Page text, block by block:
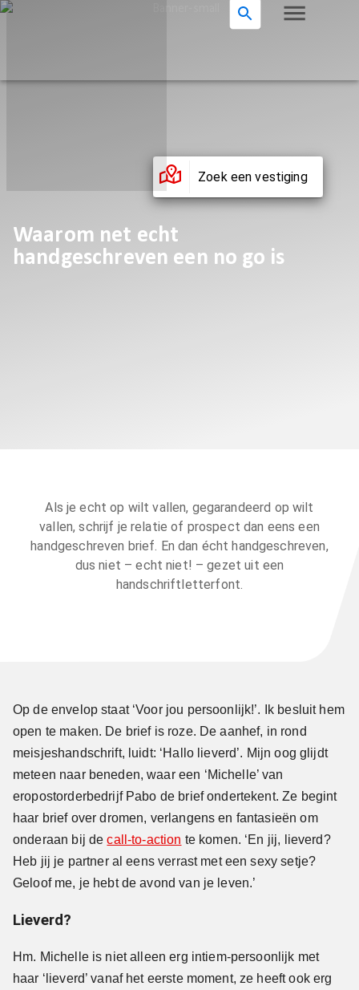
Zoek een vestiging
Waarom net echt
handgeschreven een no go is
Als je echt op wilt vallen, gegarandeerd op wilt
vallen, schrijf je relatie of prospect dan eens een
handgeschreven brief. En dan écht handgeschreven,
dus niet – echt niet! – gezet uit een
handschriftletterfont.
Op de envelop staat ‘Voor jou persoonlijk!’. Ik besluit hem
open te maken. De brief is roze. De aanhef, in rond
meisjeshandschrift, luidt: ‘Hallo lieverd’. Mijn oog glijdt
meteen naar beneden, waar een ‘Michelle’ van
eropostorderbedrijf Pabo de brief ondertekent. Ze begint
haar brief over dromen, verlangens en fantasieën om
onderaan bij decall-to-action te komen. ‘En jij, lieverd?
Heb jij je partner al eens verrast met een sexy setje?
Geloof me, je hebt de avond van je leven.’
Lieverd?
Hm. Michelle is niet alleen erg intiem-persoonlijk met
haar ‘lieverd’ vanaf het eerste moment, ze heeft ook erg